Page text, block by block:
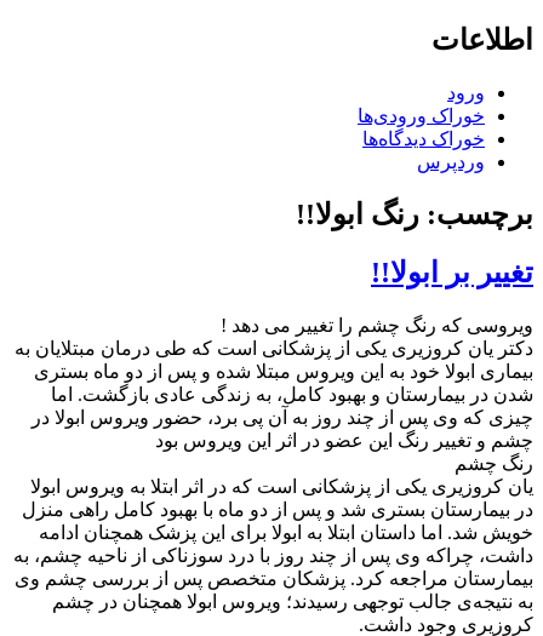
اطلاعات
ورود
خوراک ورودی‌ها
خوراک دیدگاه‌ها
وردپرس
برچسب: رنگ ابولا!!
تغییر بر ابولا!!
ویروسی که رنگ چشم را تغییر می دهد !
دکتر یان کروزیری یکی از پزشکانی است که طی درمان مبتلایان به
بیماری ابولا خود به این ویروس مبتلا شده و پس از دو ماه بستری
شدن در بیمارستان و بهبود کامل، به زندگی عادی بازگشت. اما
چیزی که وی پس از چند روز به آن پی برد، حضور ویروس ابولا در
چشم و تغییر رنگ این عضو در اثر این ویروس بود
رنگ چشم
یان کروزیری یکی از پزشکانی است که در اثر ابتلا به ویروس ابولا
در بیمارستان بستری شد و پس از دو ماه با بهبود کامل راهی منزل
خویش شد. اما داستان ابتلا به ابولا برای این پزشک همچنان ادامه
داشت، چراکه وی پس از چند روز با درد سوزناکی از ناحیه چشم، به
بیمارستان مراجعه کرد. پزشکان متخصص پس از بررسی چشم وی
به نتیجه‌ی جالب توجهی رسیدند؛ ویروس ابولا همچنان در چشم
کروزیری وجود داشت.